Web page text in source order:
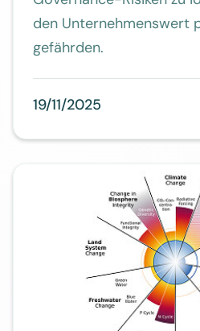
den Unternehmenswert
gefährden.
19/11/2025